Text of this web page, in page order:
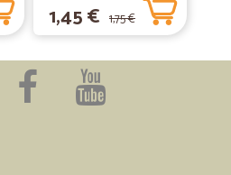
1,45 € 1,75 €